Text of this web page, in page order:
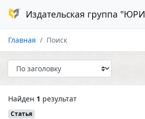
Издательская группа
Главная Поиск
Найден 1 результат
Статья